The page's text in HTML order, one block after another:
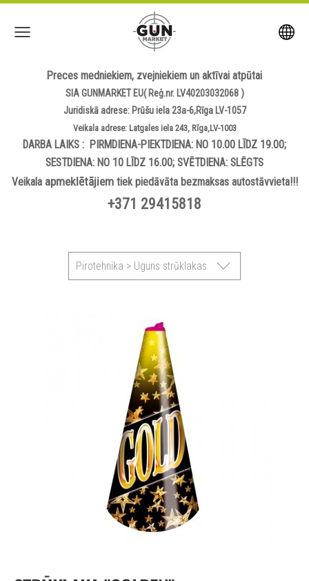
Preces medniekiem, zvejniekiem un aktīvai atpūtai
SIA GUNMARKET EU( Reģ.nr. LV40203032068 )
Juridiskā adrese: Prūšu iela 23a-6,Rīga LV-1057
Veikala adrese: Latgales iela 243, Rīga,LV-1003
DARBA LAIKS : PIRMDIENA-PIEKTDIENA: NO 10.00 LĪDZ 19.00;
SESTDIENA: NO 10 LĪDZ 16.00; SVĒTDIENA: SLĒGTS
Veikala apmeklētājiemtiek piedāvāta bezmaksas autostāvvieta!!!
+371 29415818
Pirotehnika > Uguns strūklakas